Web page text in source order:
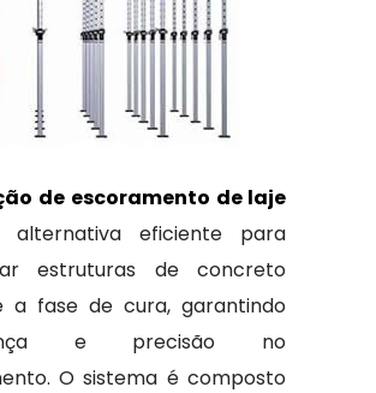
de escoramento de laje
alternativa eficiente para
estruturas de concreto
a fase de cura, garantindo
e precisão no
O sistema é composto